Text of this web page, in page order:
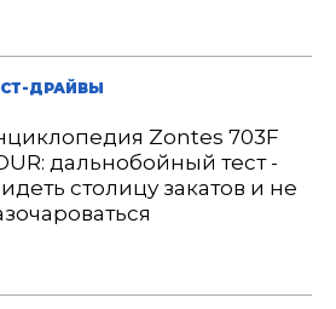
ДРАЙВЫ
Zontes 703F
дальнобойный тест -
столицу закатов и не